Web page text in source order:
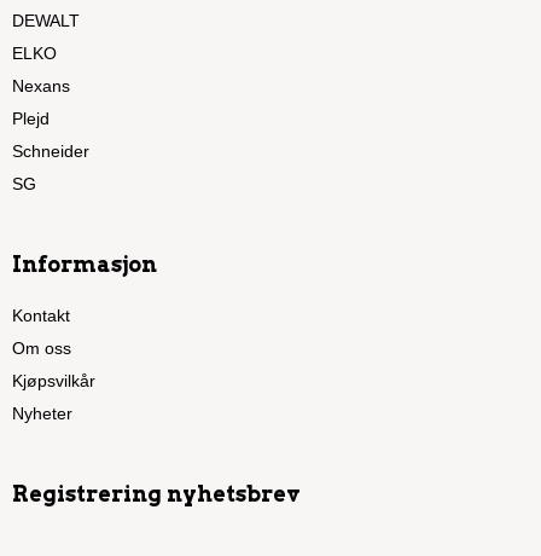
DEWALT
ELKO
Nexans
Plejd
Schneider
SG
Informasjon
Kontakt
Om oss
Kjøpsvilkår
Nyheter
Registrering nyhetsbrev